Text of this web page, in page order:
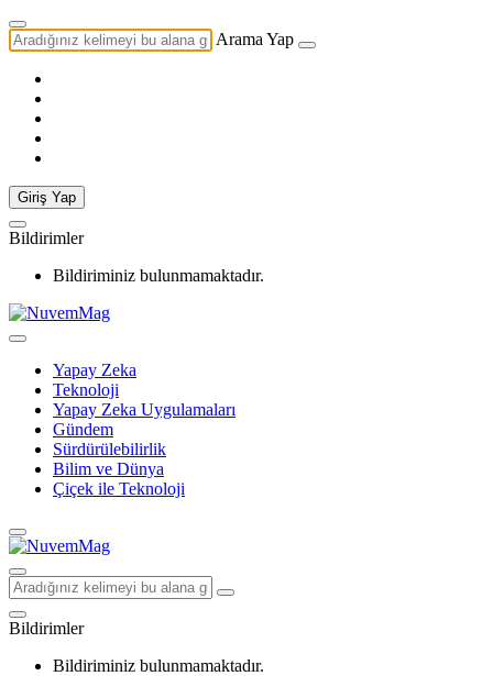
Arama Yap
Giriş Yap
Bildirimler
Bildiriminiz bulunmamaktadır.
Yapay Zeka
Teknoloji
Yapay Zeka Uygulamaları
Gündem
Sürdürülebilirlik
Bilim ve Dünya
Çiçek ile Teknoloji
Bildirimler
Bildiriminiz bulunmamaktadır.